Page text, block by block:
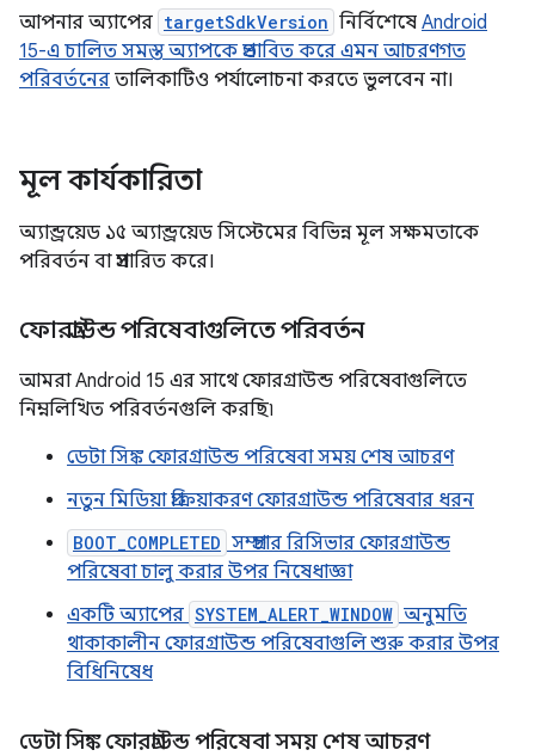
আপনার অ্যাপের targetSdkVersion নির্বিশেষে Android
15-এ চালিত সমস্ত অ্যাপকে প্রভাবিত করে এমন আচরণগত
পরিবর্তনের তালিকাটিও পর্যালোচনা করতে ভুলবেন না।
মূল কার্যকারিতা
অ্যান্ড্রয়েড ১৫ অ্যান্ড্রয়েড সিস্টেমের বিভিন্ন মূল সক্ষমতাকে
পরিবর্তন বা প্রসারিত করে।
ফোরগ্রাউন্ড পরিষেবাগুলিতে পরিবর্তন
আমরা Android 15 এর সাথে ফোরগ্রাউন্ড পরিষেবাগুলিতে
নিম্নলিখিত পরিবর্তনগুলি করছি৷
ডেটা সিঙ্ক ফোরগ্রাউন্ড পরিষেবা সময় শেষ আচরণ
নতুন মিডিয়া প্রক্রিয়াকরণ ফোরগ্রাউন্ড পরিষেবার ধরন
BOOT_COMPLETED সম্প্রচার রিসিভার ফোরগ্রাউন্ড
পরিষেবা চালু করার উপর নিষেধাজ্ঞা
একটি অ্যাপের SYSTEM_ALERT_WINDOW অনুমতি
থাকাকালীন ফোরগ্রাউন্ড পরিষেবাগুলি শুরু করার উপর
বিধিনিষেধ
ডেটা সিঙ্ক ফোরগ্রাউন্ড পরিষেবা সময় শেষ আচরণ